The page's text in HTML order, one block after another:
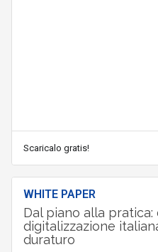
Scaricalo gratis!
WHITE PAPER
Dal piano alla
digitalizzazione
duraturo